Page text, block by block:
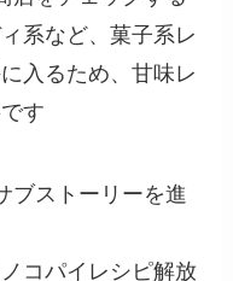
系など、菓子系レ
入るため、甘味レ
す
ブストーリーを進
コパイレシピ解放